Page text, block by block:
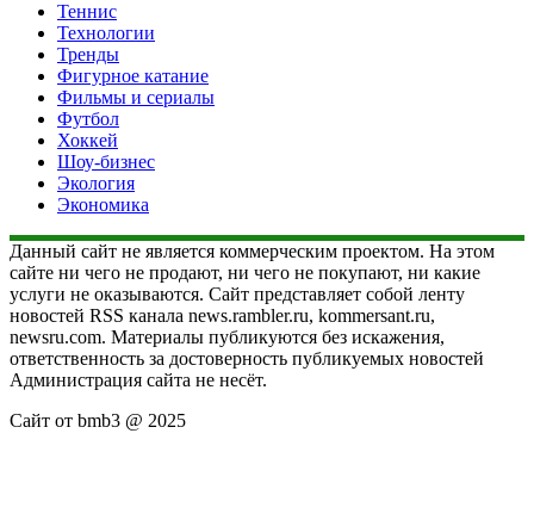
Теннис
Технологии
Тренды
Фигурное катание
Фильмы и сериалы
Футбол
Хоккей
Шоу-бизнес
Экология
Экономика
Данный сайт не является коммерческим проектом. На этом
сайте ни чего не продают, ни чего не покупают, ни какие
услуги не оказываются. Сайт представляет собой ленту
новостей RSS канала news.rambler.ru, kommersant.ru,
newsru.com. Материалы публикуются без искажения,
ответственность за достоверность публикуемых новостей
Администрация сайта не несёт.
Сайт от bmb3 @ 2025